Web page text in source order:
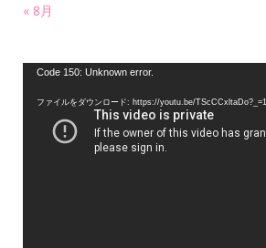
« 8月
Code 150: Unknown error.
ファイルをダウンロード: https://youtu.be/TScCCxltaDo?_=1